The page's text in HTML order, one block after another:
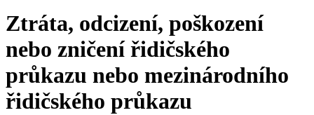
Ztráta, odcizení, poškození
nebo zničení řidičského
průkazu nebo mezinárodního
řidičského průkazu